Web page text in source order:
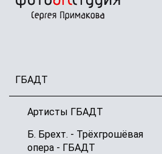
ГБАДТ
Артисты ГБАДТ
Б. Брехт. - Трёхгрошёвая
опера - ГБАДТ